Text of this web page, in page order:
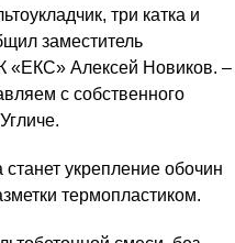
три катка и
заместитель
«ЕКС» Алексей Новиков. –
с собственного
укрепление обочин
термопластиком.